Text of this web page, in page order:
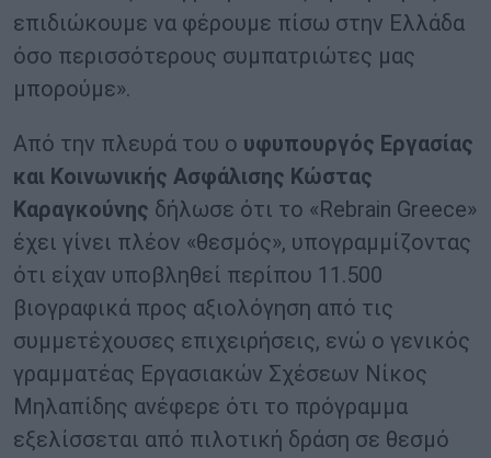
επιδιώκουμε να φέρουμε πίσω στην Ελλάδα
όσο περισσότερους συμπατριώτες μας
μπορούμε».
Από την πλευρά του ο υφυπουργός Εργασίας
και Κοινωνικής Ασφάλισης Κώστας
Καραγκούνης δήλωσε ότι το «Rebrain Greece»
έχει γίνει πλέον «θεσμός», υπογραμμίζοντας
ότι είχαν υποβληθεί περίπου 11.500
βιογραφικά προς αξιολόγηση από τις
συμμετέχουσες επιχειρήσεις, ενώ ο γενικός
γραμματέας Εργασιακών Σχέσεων Νίκος
Μηλαπίδης ανέφερε ότι το πρόγραμμα
εξελίσσεται από πιλοτική δράση σε θεσμό